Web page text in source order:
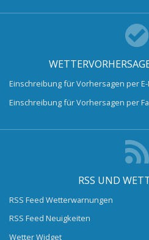
Einschreibung für Vorhersagen per E-
Einschreibung für Vorhersagen per
RSS UND
RSS Feed Wetterwarnungen
RSS Feed Neuigkeiten
Wetter Widget